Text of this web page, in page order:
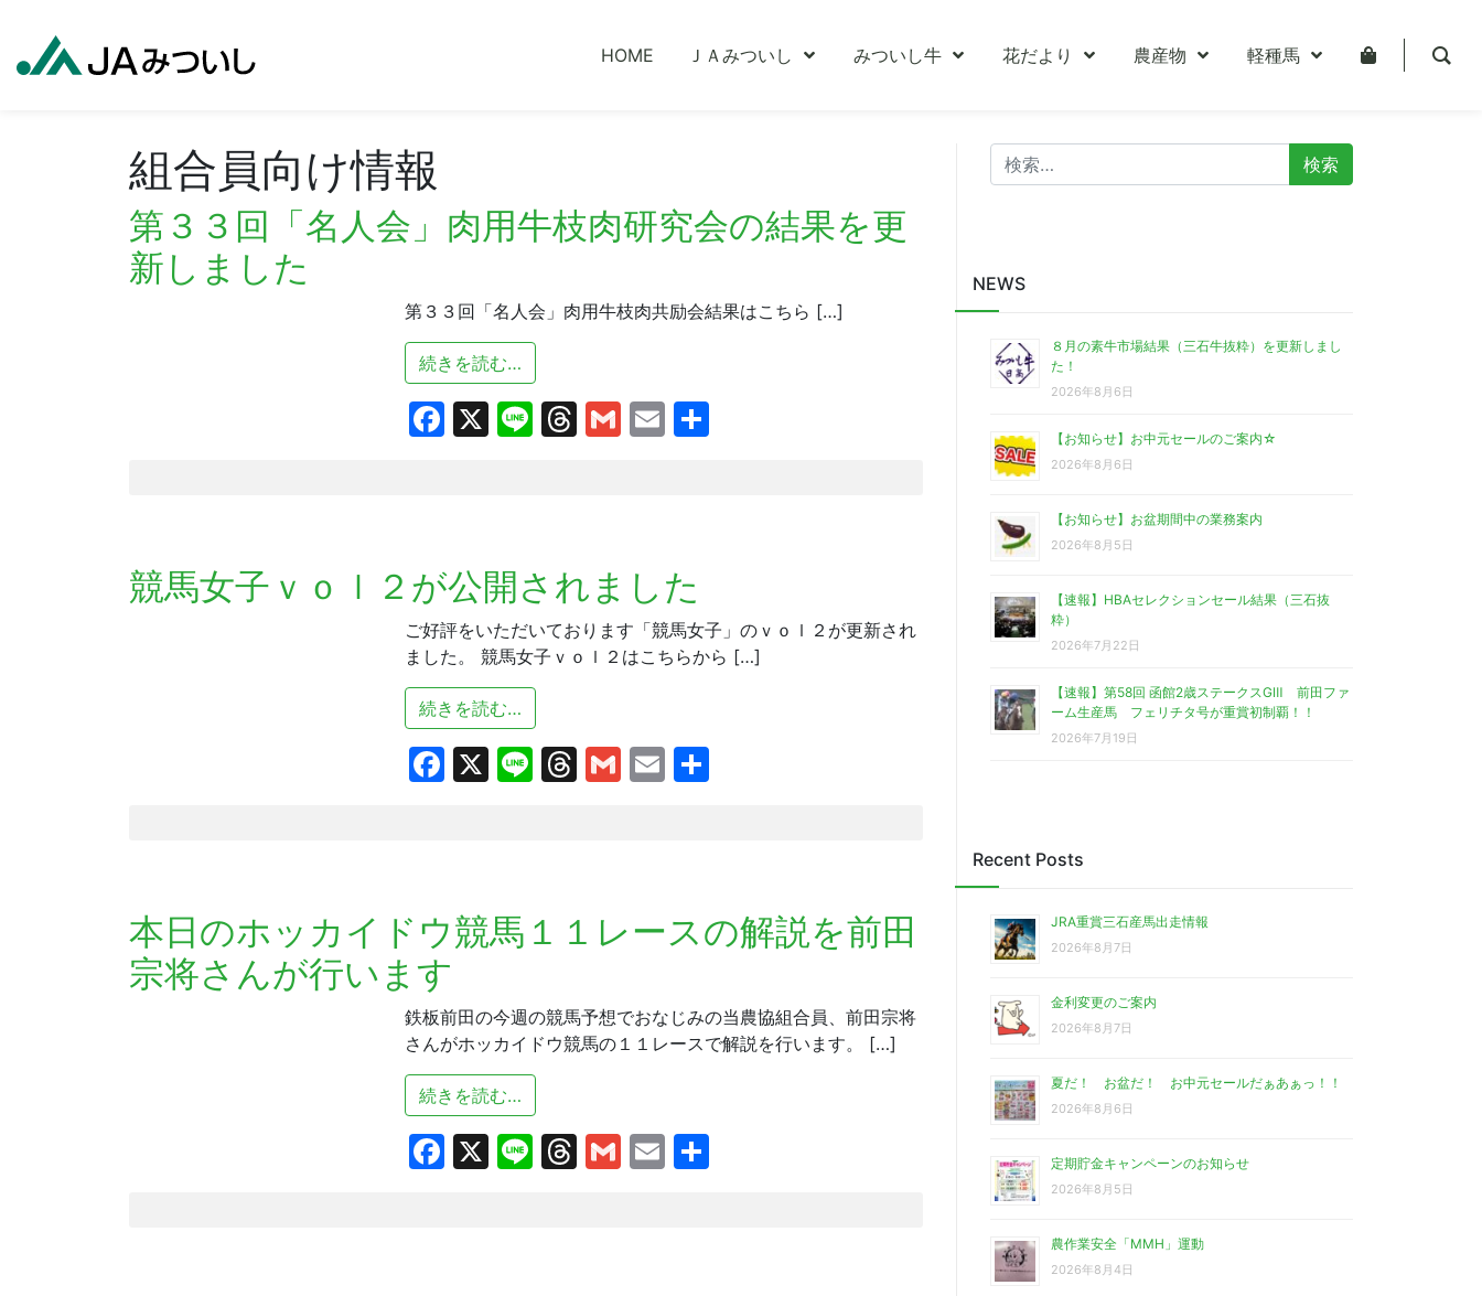
HOME ＪＡみついし みついし牛 花だより 農産物 軽種馬
組合員向け情報
第３３回「名人会」肉用牛枝肉研究会の結果を更
新しました
第３３回「名人会」肉用牛枝肉共励会結果はこちら […]
続きを読む… from 第３３回「名人会」肉用牛枝肉研究会の結果を更新しました
Facebook
X LineThreads
Gmail
Email
競馬女子ｖｏｌ２が公開されました
ご好評をいただいております「競馬女子」のｖｏｌ２が更新され
ました。 競馬女子ｖｏｌ２はこちらから […]
続きを読む…
Facebook
X LineThreads
Gmail
Email
本日のホッカイドウ競馬１１レースの解説を前田
宗将さんが行います
鉄板前田の今週の競馬予想でおなじみの当農協組合員、前田宗将
さんがホッカイドウ競馬の１１レースで解説を行います。 […]
続きを読む… from 本日のホッカイドウ競馬１１レースの解説を前田宗将さんが行います
Facebook
X LineThreads
Gmail
Email
検
索:
NEWS
８月の素牛市場結果（三石牛抜粋）を更新しまし
た！
2026年8月6日
【お知らせ】お中元セールのご案内☆
2026年8月6日
【お知らせ】お盆期間中の業務案内
2026年8月5日
【速報】HBAセレクションセール結果（三石抜
粋）
2026年7月22日
【速報】第58回 函館2歳ステークスGⅢ 前田ファ
ーム生産馬 フェリチタ号が重賞初制覇！！
2026年7月19日
Recent Posts
JRA重賞三石産馬出走情報
2026年8月7日
金利変更のご案内
2026年8月7日
夏だ！ お盆だ！ お中元セールだぁあぁっ！！
2026年8月6日
定期貯金キャンペーンのお知らせ
2026年8月5日
農作業安全「MMH」運動
2026年8月4日